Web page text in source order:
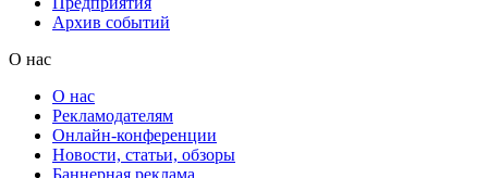
Архив событий
О нас
О нас
Рекламодателям
Онлайн-конференции
Новости, статьи, обзоры
Баннерная реклама